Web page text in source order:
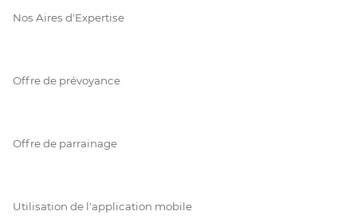
Nos Aires d'Expertise
Offre de prévoyance
Offre de parrainage
Utilisation de l'application mobile